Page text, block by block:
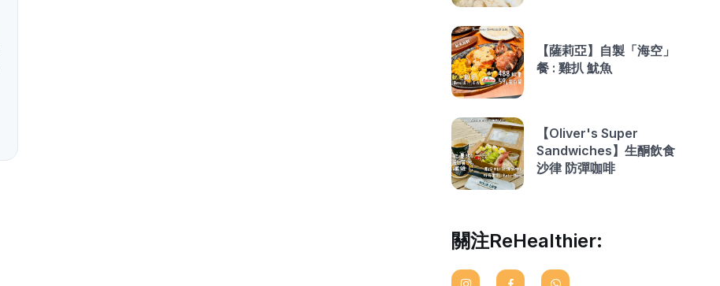
【薩莉亞】自製「海空」
餐 : 雞扒 魷魚
【Oliver's Super
Sandwiches】生酮飲食
沙律 防彈咖啡
關注ReHealthier: